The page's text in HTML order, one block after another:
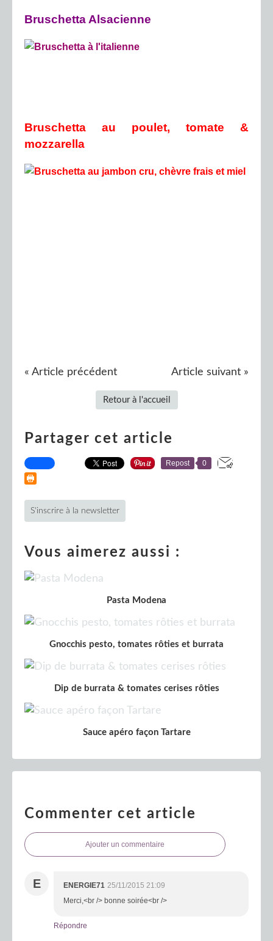
Bruschetta Alsacienne
Bruschetta au poulet, tomate &
mozzarella
« Article précédent Article suivant »
Retour à l'accueil
Partager cet article
Repost 0
S'inscrire à la newsletter
Vous aimerez aussi :
Pasta Modena
Gnocchis pesto, tomates rôties et burrata
Dip de burrata & tomates cerises rôties
Sauce apéro façon Tartare
Commenter cet article
Ajouter un commentaire
E ENERGIE71 25/11/2015 21:09
Merci,<br /> bonne soirée<br />
Répondre